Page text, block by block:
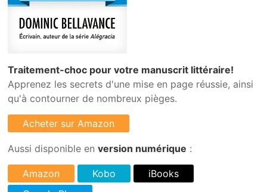
Traitement-choc pour votre manuscrit littéraire!
Apprenez les secrets d'une mise en page réussie, ainsi
qu'à contourner de nombreux pièges.
Aussi disponible enversion numérique :